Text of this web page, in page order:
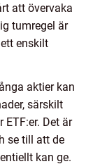
att övervaka
tumregel är
enskilt
aktier kan
särskilt
Det är
se till att de
kan ge.